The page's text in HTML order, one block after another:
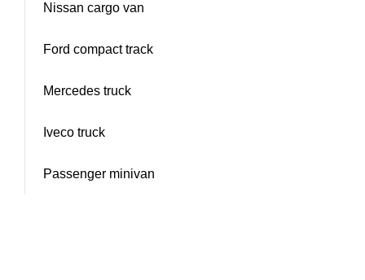
Nissan cargo van
Ford compact track
Mercedes truck
Iveco truck
Passenger minivan